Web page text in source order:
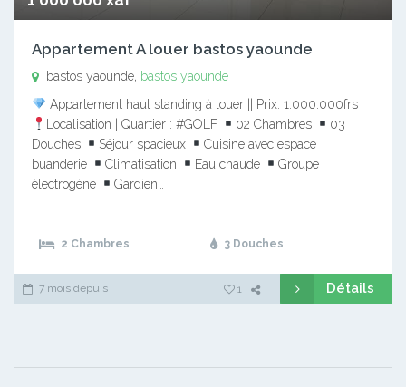
Appartement A louer bastos yaounde
bastos yaounde, bastos yaounde
Appartement haut standing à louer || Prix: 1.000.000frs
Localisation | Quartier : #GOLF
02 Chambres
03
Douches
Séjour spacieux
Cuisine avec espace
buanderie
Climatisation Eau chaude
Groupe
électrogène
Gardien…
2 Chambres 3 Douches
7 mois depuis 1 Détails